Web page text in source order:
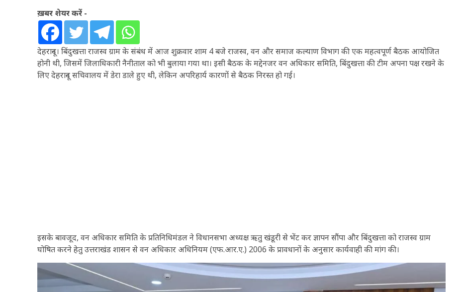
ख़बर शेयर करें -
देहरादून। बिंदुखत्ता राजस्व ग्राम के संबंध में आज शुक्रवार शाम 4 बजे राजस्व, वन और समाज कल्याण विभाग की एक महत्वपूर्ण बैठक आयोजित
होनी थी, जिसमें जिलाधिकारी नैनीताल को भी बुलाया गया था। इसी बैठक के मद्देनजर वन अधिकार समिति, बिंदुखत्ता की टीम अपना पक्ष रखने के
लिए देहरादून सचिवालय में डेरा डाले हुए थी, लेकिन अपरिहार्य कारणों से बैठक निरस्त हो गई।
इसके बावजूद, वन अधिकार समिति के प्रतिनिधिमंडल ने विधानसभा अध्यक्ष ऋतु खंडूरी से भेंट कर ज्ञापन सौंपा और बिंदुखत्ता को राजस्व ग्राम
घोषित करने हेतु उत्तराखंड शासन से वन अधिकार अधिनियम (एफ.आर.ए.) 2006 के प्रावधानों के अनुसार कार्यवाही की मांग की।